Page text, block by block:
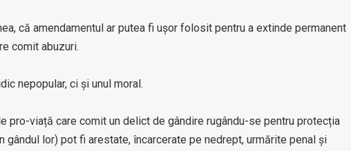
că amendamentul ar putea fi ușor folosit pentru a extinde permanent
comit abuzuri.
nepopular, ci și unul moral.
pro-viață care comit un delict de gândire rugându-se pentru protecția
lor) pot fi arestate, încarcerate pe nedrept, urmărite penal și